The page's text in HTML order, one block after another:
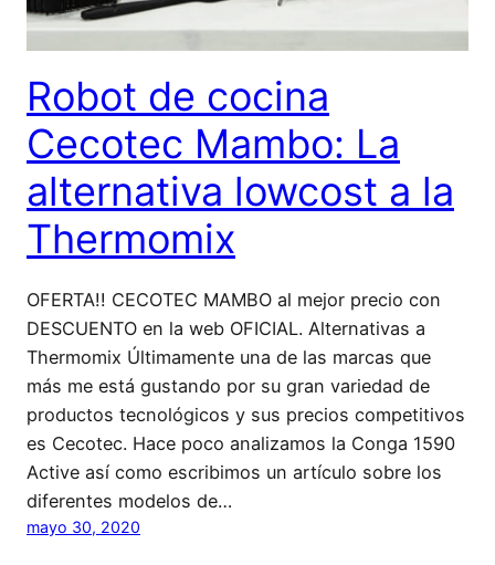
Robot de cocina
Cecotec Mambo: La
alternativa lowcost a la
Thermomix
OFERTA!! CECOTEC MAMBO al mejor precio con
DESCUENTO en la web OFICIAL. Alternativas a
Thermomix Últimamente una de las marcas que
más me está gustando por su gran variedad de
productos tecnológicos y sus precios competitivos
es Cecotec. Hace poco analizamos la Conga 1590
Active así como escribimos un artículo sobre los
diferentes modelos de…
mayo 30, 2020